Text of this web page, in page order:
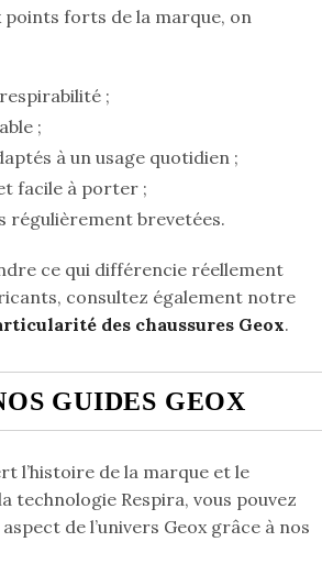
points forts de la marque, on
;
;
à un usage quotidien ;
facile à porter ;
régulièrement brevetées.
ce qui différencie réellement
consultez également notre
des chaussures Geox.
GUIDES GEOX
l’histoire de la marque et le
technologie Respira, vous pouvez
de l’univers Geox grâce à nos